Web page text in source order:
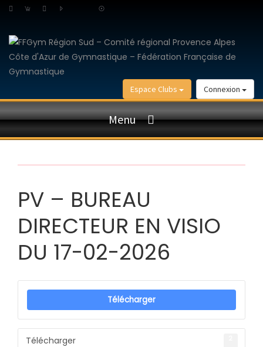
Connexion
Espace Clubs
Menu
PV – BUREAU
DIRECTEUR EN VISIO
DU 17-02-2026
Télécharger
Télécharger